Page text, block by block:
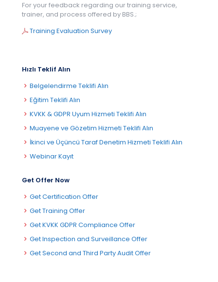
For your feedback regarding our training service,
trainer, and process offered by BBS.;
Training Evaluation Survey
Hızlı Teklif Alın
Belgelendirme Teklifi Alın
Eğitim Teklifi Alın
KVKK & GDPR Uyum Hizmeti Teklifi Alın
Muayene ve Gözetim Hizmeti Teklifi Alın
İkinci ve Üçüncü Taraf Denetim Hizmeti Teklifi Alın
Webinar Kayıt
Get Offer Now
Get Certification Offer
Get Training Offer
Get KVKK GDPR Compliance Offer
Get Inspection and Surveillance Offer
Get Second and Third Party Audit Offer